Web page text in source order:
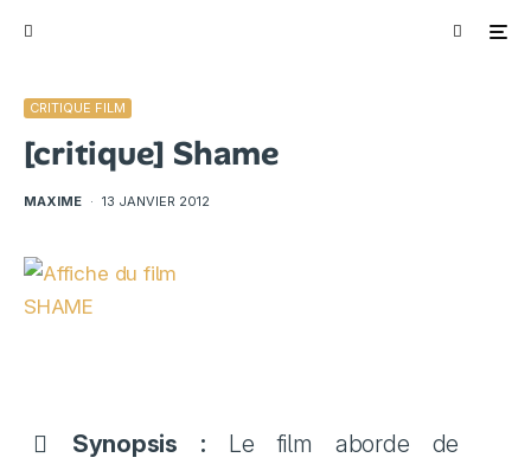
CRITIQUE FILM
[critique] Shame
MAXIME · 13 JANVIER 2012
Synopsis : Le film aborde de